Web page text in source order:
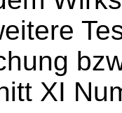
XI